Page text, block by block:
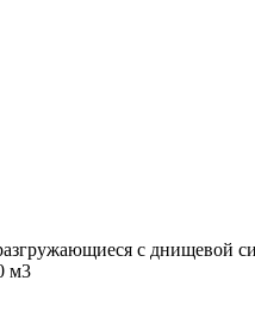
с днищевой
м3